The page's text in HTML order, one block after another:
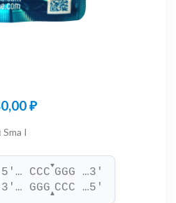
₽Диапазон
670,00 ₽
–
Sma I
5'… CCC
▼
GGG …3'
3'… GGG▲CCC …5'